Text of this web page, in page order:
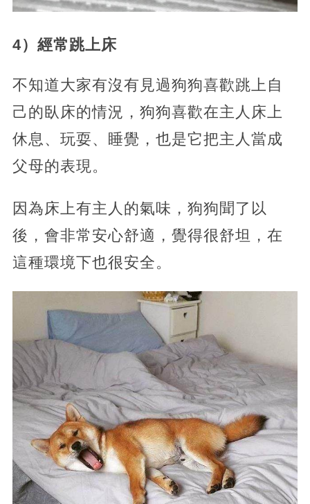
4）經常跳上床
不知道大家有沒有見過狗狗喜歡跳上自
己的臥床的情況，狗狗喜歡在主人床上
休息、玩耍、睡覺，也是它把主人當成
父母的表現。
因為床上有主人的氣味，狗狗聞了以
後，會非常安心舒適，覺得很舒坦，在
這種環境下也很安全。